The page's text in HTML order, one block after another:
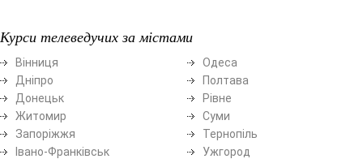
Курси телеведучих за містами
Вінниця
Дніпро
Донецьк
Житомир
Запоріжжя
Івано-Франківськ
Одеса
Полтава
Рівне
Суми
Тернопіль
Ужгород